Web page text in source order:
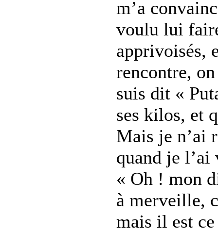
m’a
voulu lui
apprivoisés,
rencontre,
suis dit «
ses kilos, et
Mais je n’ai
quand je
« Oh ! mon
à merveille,
mais il est ce